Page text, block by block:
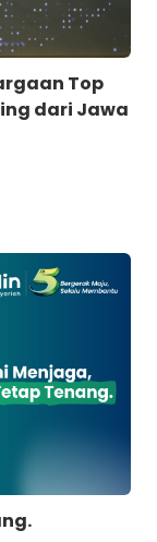
Top
dari Jawa